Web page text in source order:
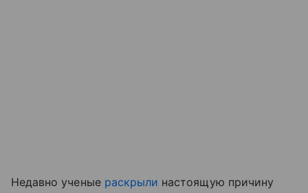
Недавно ученые раскрыли настоящую причину